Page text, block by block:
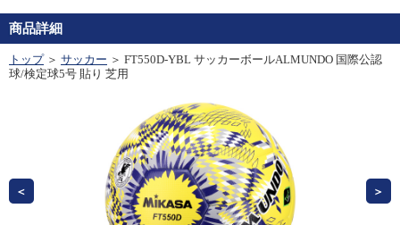
商品詳細
トップ ＞ サッカー ＞ FT550D-YBL サッカーボールALMUNDO 国際公認
球/検定球5号 貼り 芝用